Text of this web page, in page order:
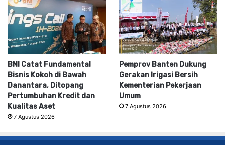
BNI Catat Fundamental
Bisnis Kokoh di Bawah
Danantara, Ditopang
Pertumbuhan Kredit dan
Kualitas Aset
7 Agustus 2026
Pemprov Banten Dukung
Gerakan Irigasi Bersih
Kementerian Pekerjaan
Umum
7 Agustus 2026